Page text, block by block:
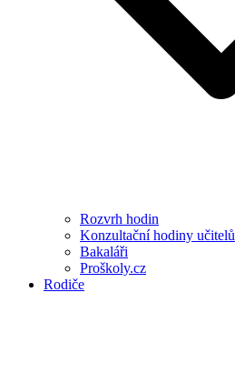
Rozvrh hodin
Konzultační hodiny učitelů
Bakaláři
Proškoly.cz
Rodiče